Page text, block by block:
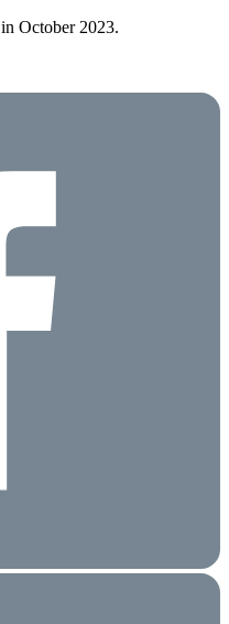
October 2023.